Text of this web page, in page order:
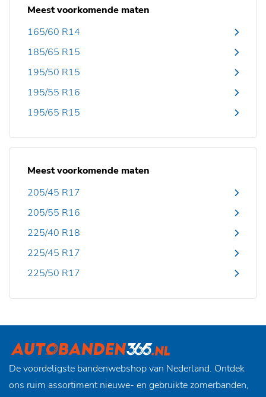
Meest voorkomende maten
165/60 R14
185/65 R15
195/50 R15
195/55 R16
195/65 R15
Meest voorkomende maten
205/45 R17
205/55 R16
225/40 R18
225/45 R17
225/50 R17
De voordeligste bandenwebshop van Nederland. Ontdek
ons ruim assortiment nieuwe- en gebruikte zomerbanden,